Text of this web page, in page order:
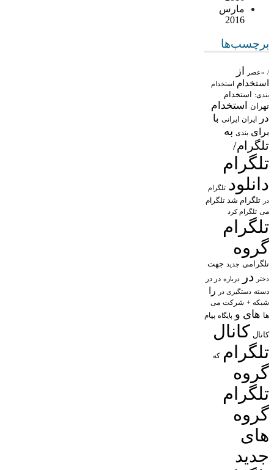
مارس
2016
برچسب‌ها
/ «عصر از
استخدام استخدام
بندی: استخدام
تهران
استخدام
در
ایران ایرانی با
برای بندی به
تلگرام/
تلگرام
دانلود تلگرام
در تلگرام شد تلگرام
می تلگرام کرد
تلگرام
گروه
تلگرامی جدید جهت
دختر در درباره در در
دسته دستگیری در را
شبکه + شرکت می
ها های و پایگاه پیام
کانال کانال
تلگرام که
گروه
تلگرام
گروه
های
جدید